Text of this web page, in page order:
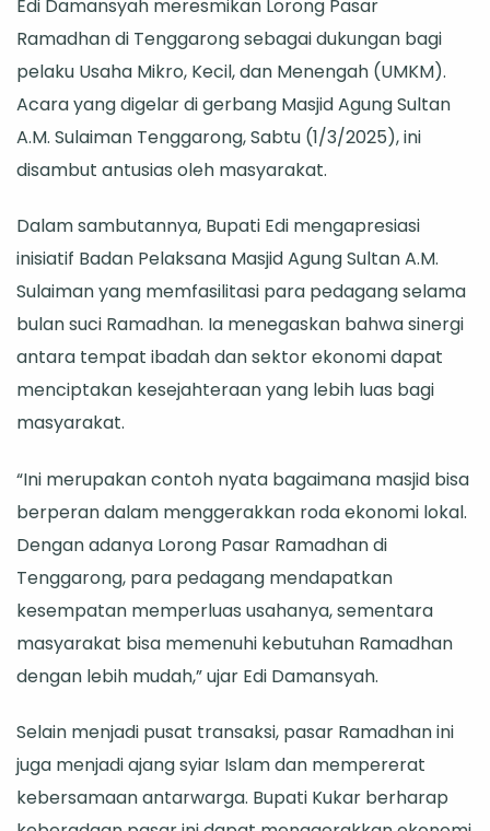
Resmikan
Lorong
Pasar
Ramadhan
di
UMKM
Maju
Edi Damansyah meresmikan Lorong Pasar
Ramadhan di Tenggarong sebagai dukungan bagi
pelaku Usaha Mikro, Kecil, dan Menengah (UMKM).
Acara yang digelar di gerbang Masjid Agung Sultan
A.M. Sulaiman Tenggarong, Sabtu (1/3/2025), ini
disambut antusias oleh masyarakat.
Dalam sambutannya, Bupati Edi mengapresiasi
inisiatif Badan Pelaksana Masjid Agung Sultan A.M.
Sulaiman yang memfasilitasi para pedagang selama
bulan suci Ramadhan. Ia menegaskan bahwa sinergi
antara tempat ibadah dan sektor ekonomi dapat
menciptakan kesejahteraan yang lebih luas bagi
masyarakat.
“Ini merupakan contoh nyata bagaimana masjid bisa
berperan dalam menggerakkan roda ekonomi lokal.
Dengan adanya Lorong Pasar Ramadhan di
Tenggarong, para pedagang mendapatkan
kesempatan memperluas usahanya, sementara
masyarakat bisa memenuhi kebutuhan Ramadhan
dengan lebih mudah,” ujar Edi Damansyah.
Selain menjadi pusat transaksi, pasar Ramadhan ini
juga menjadi ajang syiar Islam dan mempererat
kebersamaan antarwarga. Bupati Kukar berharap